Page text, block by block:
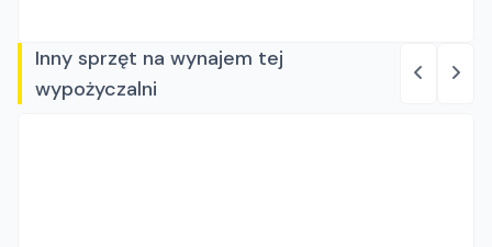
Inny sprzęt na wynajem tej
wypożyczalni